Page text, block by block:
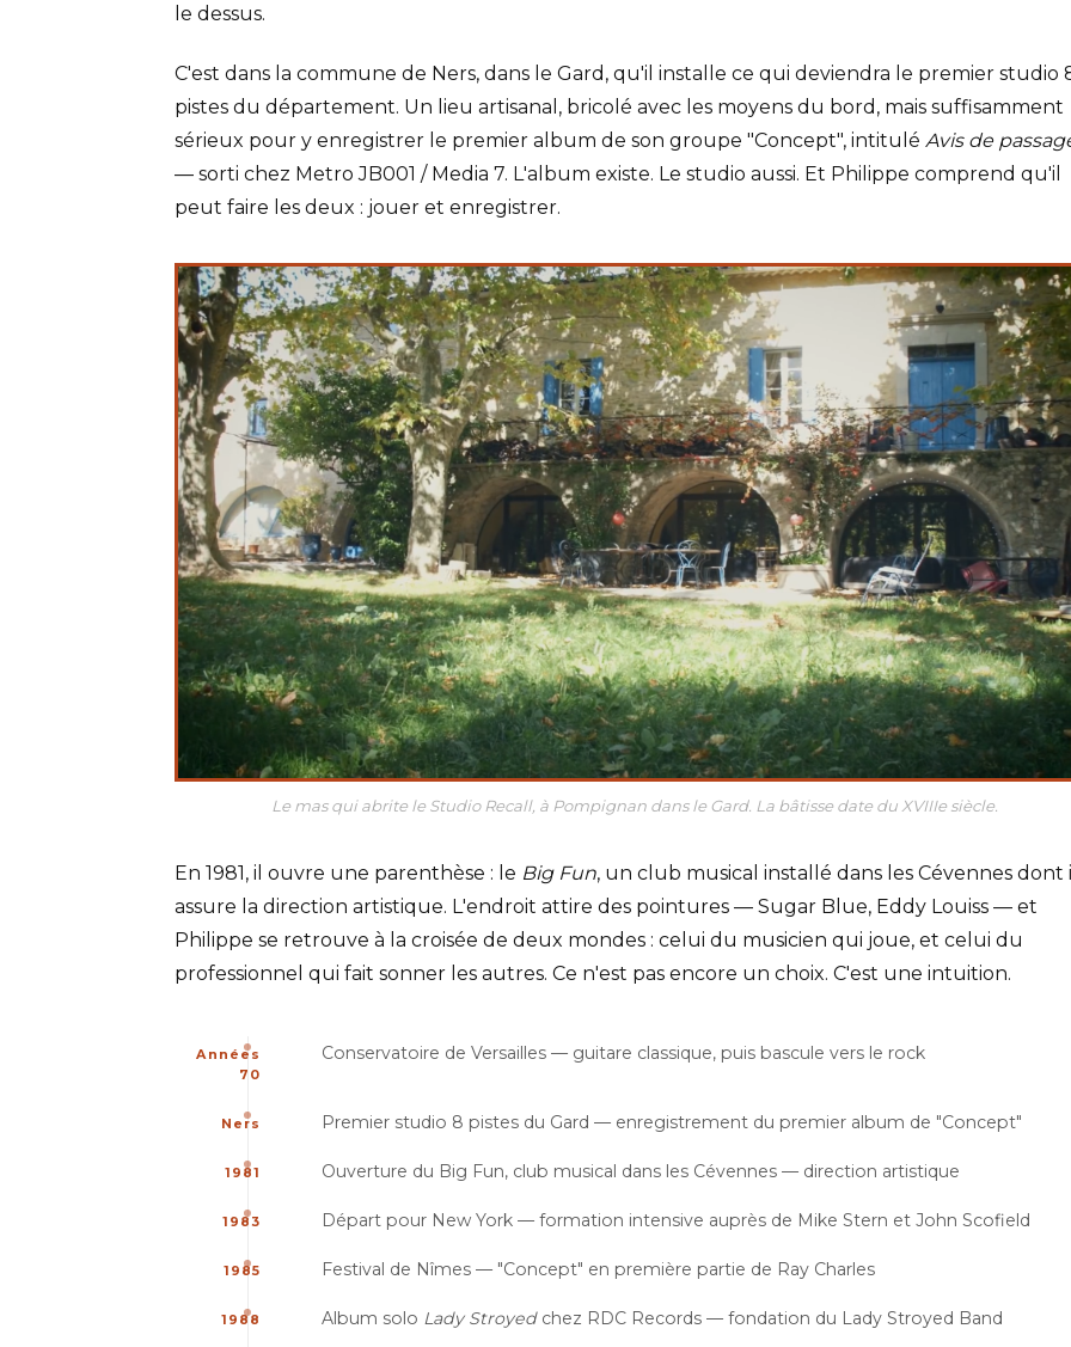
le dessus.
C'est dans la commune de Ners, dans le Gard, qu'il installe ce qui deviendra le premier studio
pistes du département. Un lieu artisanal, bricolé avec les moyens du bord, mais suffisamment
sérieux pour y enregistrer le premier album de son groupe "Concept", intitulé Avis de
— sorti chez Metro JB001 / Media 7. L'album existe. Le studio aussi. Et Philippe comprend qu'il
peut faire les deux : jouer et enregistrer.
Le mas qui abrite le Studio Recall, à Pompignan dans le Gard. La bâtisse date du XVIIIe siècle.
En 1981, il ouvre une parenthèse : le Big Fun, un club musical installé dans les Cévennes dont il
assure la direction artistique. L'endroit attire des pointures — Sugar Blue, Eddy Louiss — et
Philippe se retrouve à la croisée de deux mondes : celui du musicien qui joue, et celui du
professionnel qui fait sonner les autres. Ce n'est pas encore un choix. C'est une intuition.
Années
70
Conservatoire de Versailles — guitare classique, puis bascule vers le rock
Ners Premier studio 8 pistes du Gard — enregistrement du premier album de "Concept"
1981 Ouverture du Big Fun, club musical dans les Cévennes — direction artistique
1983 Départ pour New York — formation intensive auprès de Mike Stern et John Scofield
1985 Festival de Nîmes — "Concept" en première partie de Ray Charles
1988 Album solo Lady Stroyedchez RDC Records — fondation du Lady Stroyed Band